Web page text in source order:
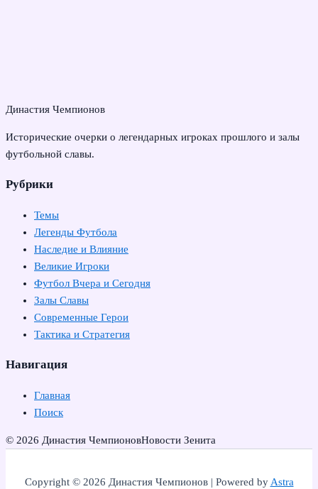
Династия Чемпионов
Исторические очерки о легендарных игроках прошлого и залы
футбольной славы.
Рубрики
Темы
Легенды Футбола
Наследие и Влияние
Великие Игроки
Футбол Вчера и Сегодня
Залы Славы
Современные Герои
Тактика и Стратегия
Навигация
Главная
Поиск
© 2026 Династия ЧемпионовНовости Зенита
Copyright © 2026 Династия Чемпионов | Powered byAstra